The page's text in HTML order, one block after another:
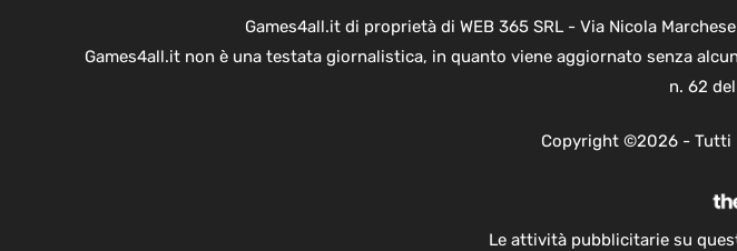
Games4all.it di proprietà di WEB 365 SRL - Via Nicola
Games4all.it non è una testata giornalistica, in quanto viene aggiornato senza
n. 62
Copyright ©2026 -
Le attività pubblicitarie su